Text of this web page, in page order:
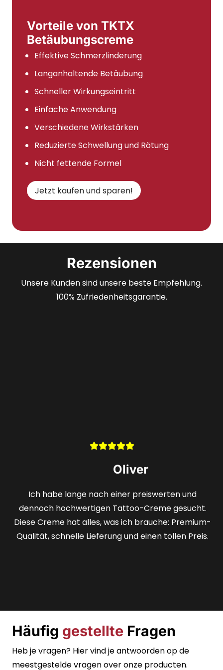
Vorteile von TKTX
Betäubungscreme
Effektive Schmerzlinderung
Langanhaltende Betäubung
Schneller Wirkungseintritt
Einfache Anwendung
Verschiedene Wirkstärken
Reduzierte Schwellung und Rötung
Nicht fettende Formel
Jetzt kaufen und sparen!
Rezensionen
Unsere Kunden sind unsere beste Empfehlung.
100% Zufriedenheitsgarantie.
Stefan
Selten finde ich ein Angebot, das sowohl günstig als
auch qualitativ hochwertig ist. Das Hologramm gab
mir die Sicherheit, ein wirklich erstklassiges Produkt
zu erhalten, und die schnelle Lieferung war
Häufig gestellte Fragen
Heb je vragen? Hier vind je antwoorden op de
meestgestelde vragen over onze producten.